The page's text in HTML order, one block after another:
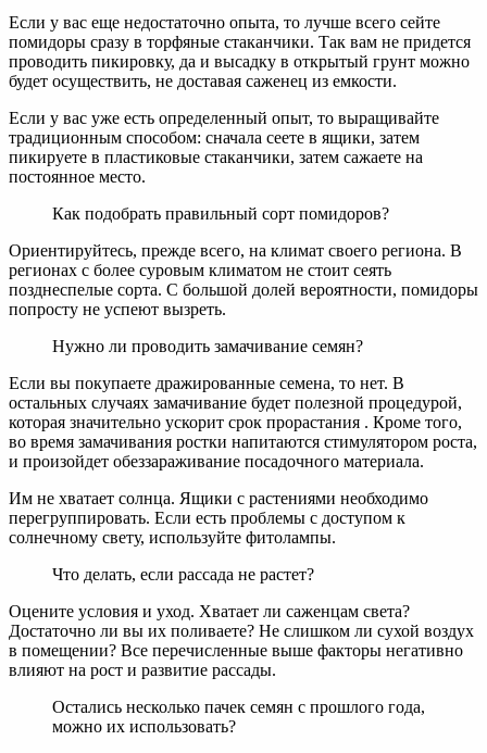
Если у вас еще недостаточно опыта, то лучше всего сейте
помидоры сразу в торфяные стаканчики. Так вам не придется
проводить пикировку, да и высадку в открытый грунт можно
будет осуществить, не доставая саженец из емкости.
Если у вас уже есть определенный опыт, то выращивайте
традиционным способом: сначала сеете в ящики, затем
пикируете в пластиковые стаканчики, затем сажаете на
постоянное место.
Как подобрать правильный сорт помидоров?
Ориентируйтесь, прежде всего, на климат своего региона. В
регионах с более суровым климатом не стоит сеять
позднеспелые сорта. С большой долей вероятности, помидоры
попросту не успеют вызреть.
Нужно ли проводить замачивание семян?
Если вы покупаете дражированные семена, то нет. В
остальных случаях замачивание будет полезной процедурой,
которая значительно ускорит срок прорастания . Кроме того,
во время замачивания ростки напитаются стимулятором роста,
и произойдет обеззараживание посадочного материала.
Им не хватает солнца. Ящики с растениями необходимо
перегруппировать. Если есть проблемы с доступом к
солнечному свету, используйте фитолампы.
Что делать, если рассада не растет?
Оцените условия и уход. Хватает ли саженцам света?
Достаточно ли вы их поливаете? Не слишком ли сухой воздух
в помещении? Все перечисленные выше факторы негативно
влияют на рост и развитие рассады.
Остались несколько пачек семян с прошлого года,
можно их использовать?